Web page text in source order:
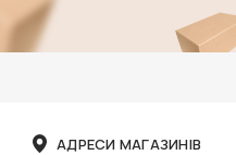
АДРЕСИ МАГАЗИНІВ